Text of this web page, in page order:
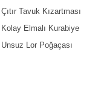
Çıtır Tavuk Kızartması
Kolay Elmalı Kurabiye
Unsuz Lor Poğaçası